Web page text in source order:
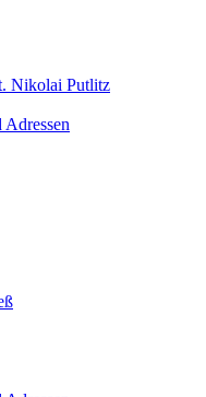
Nikolai Putlitz
Adressen